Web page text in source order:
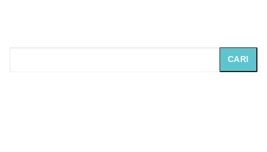
CARI